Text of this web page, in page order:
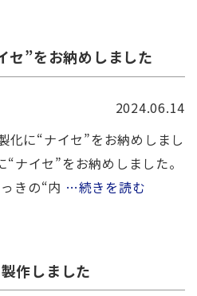
セ”をお納めしました
2024.06.14
に“ナイセ”をお納めしまし
イセ”をお納めしました。
きの“内 …続きを読む
作しました